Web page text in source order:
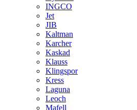
INGCO
Jet
JIB
Kaltman
Karcher
Kaskad
Klauss
Klingspor
Kress
Laguna
Leoch
Mafell